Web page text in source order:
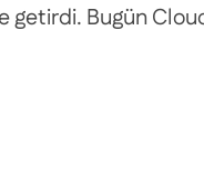
Bugün